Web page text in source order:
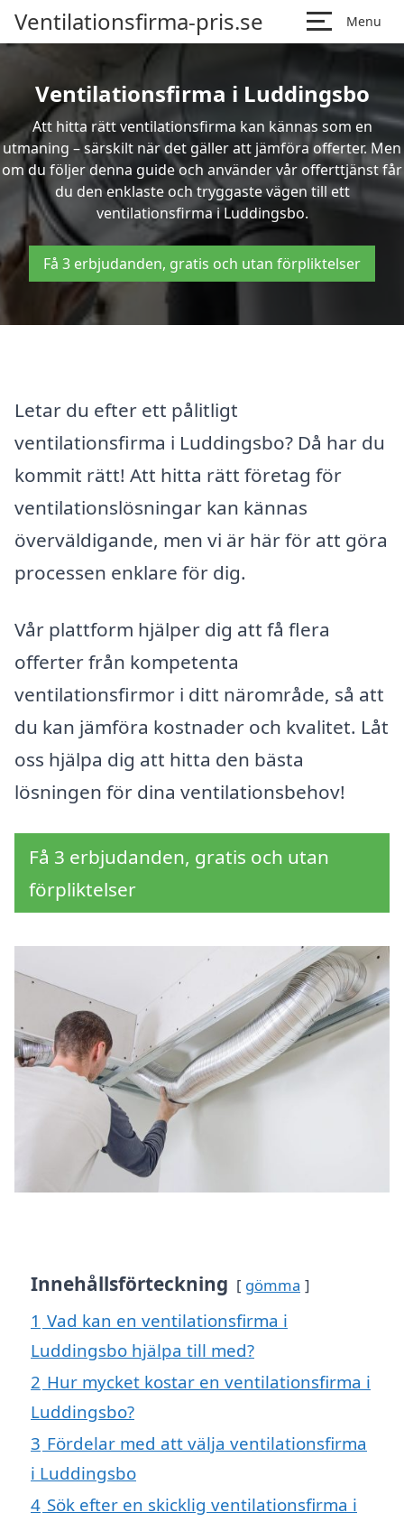
Ventilationsfirma-pris.se Menu
Ventilationsfirma i Luddingsbo
Att hitta rätt ventilationsfirma kan kännas som en
utmaning – särskilt när det gäller att jämföra offerter. Men
om du följer denna guide och använder vår offerttjänst får
du den enklaste och tryggaste vägen till ett
ventilationsfirma i Luddingsbo.
Få 3 erbjudanden, gratis och utan förpliktelser
Letar du efter ett pålitligt
ventilationsfirma i Luddingsbo? Då har du
kommit rätt! Att hitta rätt företag för
ventilationslösningar kan kännas
överväldigande, men vi är här för att göra
processen enklare för dig.
Vår plattform hjälper dig att få flera
offerter från kompetenta
ventilationsfirmor i ditt närområde, så att
du kan jämföra kostnader och kvalitet. Låt
oss hjälpa dig att hitta den bästa
lösningen för dina ventilationsbehov!
Få 3 erbjudanden, gratis och utan
förpliktelser
Innehållsförteckning gömma
1 Vad kan en ventilationsfirma i
Luddingsbo hjälpa till med?
2 Hur mycket kostar en ventilationsfirma i
Luddingsbo?
3 Fördelar med att välja ventilationsfirma
i Luddingsbo
4 Sök efter en skicklig ventilationsfirma i